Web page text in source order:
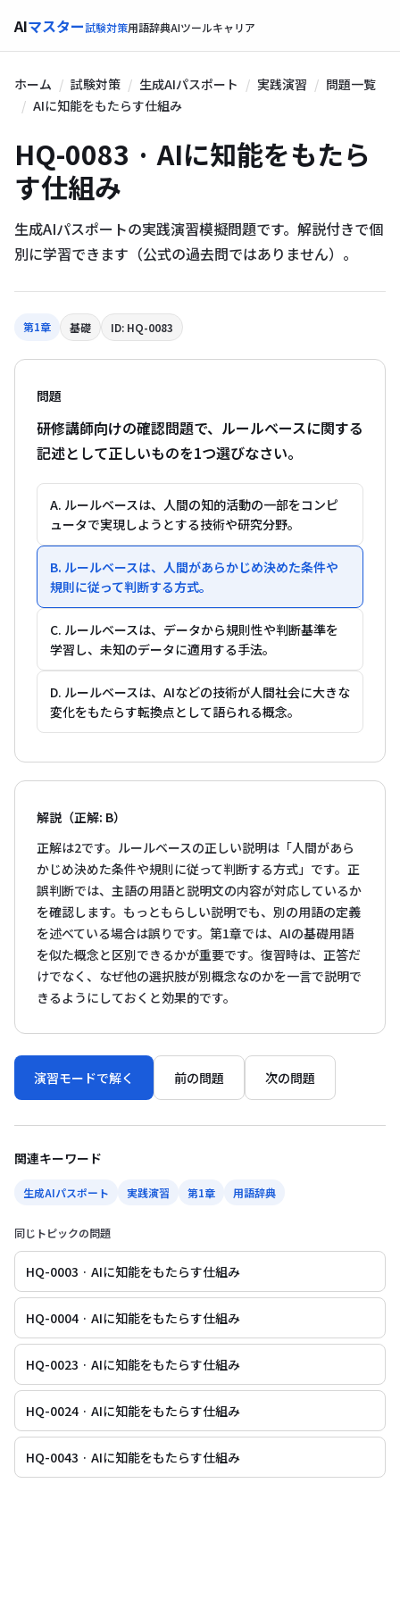
AIマスター試験対策用語辞典AIツールキャリア
ホーム 試験対策 生成AIパスポート 実践演習
問題一覧
AIに知能をもたらす仕組み
HQ-0083 · AIに知能をもたら
す仕組み
生成AIパスポートの実践演習模擬問題です。解説付きで個
別に学習できます（公式の過去問ではありません）。
第1章 基礎 ID: HQ-0083
問題
研修講師向けの確認問題で、ルールベースに関する
記述として正しいものを1つ選びなさい。
A. ルールベースは、人間の知的活動の一部をコンピ
ュータで実現しようとする技術や研究分野。
B. ルールベースは、人間があらかじめ決めた条件や
規則に従って判断する方式。
C. ルールベースは、データから規則性や判断基準を
学習し、未知のデータに適用する手法。
D. ルールベースは、AIなどの技術が人間社会に大きな
変化をもたらす転換点として語られる概念。
解説（正解: B）
正解は2です。ルールベースの正しい説明は「人間があら
かじめ決めた条件や規則に従って判断する方式」です。正
誤判断では、主語の用語と説明文の内容が対応しているか
を確認します。もっともらしい説明でも、別の用語の定義
を述べている場合は誤りです。第1章では、AIの基礎用語
を似た概念と区別できるかが重要です。復習時は、正答だ
けでなく、なぜ他の選択肢が別概念なのかを一言で説明で
きるようにしておくと効果的です。
演習モードで解く 前の問題 次の問題
関連キーワード
生成AIパスポート 実践演習 第1章 用語辞典
同じトピックの問題
HQ-0003 · AIに知能をもたらす仕組み
HQ-0004 · AIに知能をもたらす仕組み
HQ-0023 · AIに知能をもたらす仕組み
HQ-0024 · AIに知能をもたらす仕組み
HQ-0043 · AIに知能をもたらす仕組み